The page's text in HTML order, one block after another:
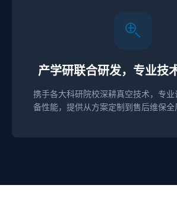
产学研联合研发，专业技
携手各大科研院校深耕真空技术，专
备性能，提供从方案定制到售后维保全